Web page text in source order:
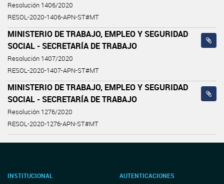
Resolución 1406/2020
RESOL-2020-1406-APN-ST#MT
MINISTERIO DE TRABAJO, EMPLEO Y SEGURIDAD
SOCIAL - SECRETARÍA DE TRABAJO
Resolución 1407/2020
RESOL-2020-1407-APN-ST#MT
MINISTERIO DE TRABAJO, EMPLEO Y SEGURIDAD
SOCIAL - SECRETARÍA DE TRABAJO
Resolución 1276/2020
RESOL-2020-1276-APN-ST#MT
INSTITUCIONAL AUTENTICACIONES